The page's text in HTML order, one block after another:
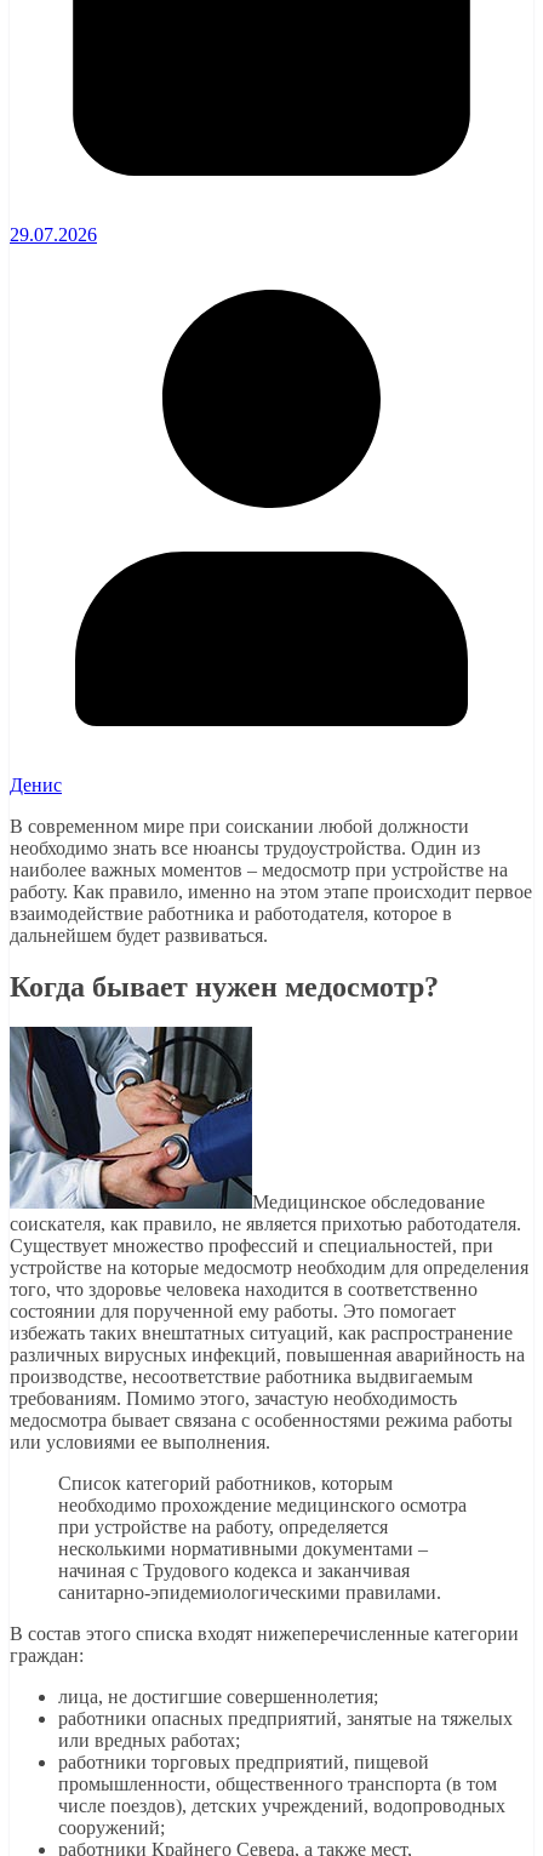
29.07.2026
Денис
В современном мире при соискании любой должности
необходимо знать все нюансы трудоустройства. Один из
наиболее важных моментов – медосмотр при устройстве на
работу. Как правило, именно на этом этапе происходит первое
взаимодействие работника и работодателя, которое в
дальнейшем будет развиваться.
Когда бывает нужен медосмотр?
Медицинское обследование
соискателя, как правило, не является прихотью работодателя.
Существует множество профессий и специальностей, при
устройстве на которые медосмотр необходим для определения
того, что здоровье человека находится в соответственно
состоянии для порученной ему работы. Это помогает
избежать таких внештатных ситуаций, как распространение
различных вирусных инфекций, повышенная аварийность на
производстве, несоответствие работника выдвигаемым
требованиям. Помимо этого, зачастую необходимость
медосмотра бывает связана с особенностями режима работы
или условиями ее выполнения.
Список категорий работников, которым
необходимо прохождение медицинского осмотра
при устройстве на работу, определяется
несколькими нормативными документами –
начиная с Трудового кодекса и заканчивая
санитарно-эпидемиологическими правилами.
В состав этого списка входят нижеперечисленные категории
граждан:
лица, не достигшие совершеннолетия;
работники опасных предприятий, занятые на тяжелых
или вредных работах;
работники торговых предприятий, пищевой
промышленности, общественного транспорта (в том
числе поездов), детских учреждений, водопроводных
сооружений;
работники Крайнего Севера, а также мест,